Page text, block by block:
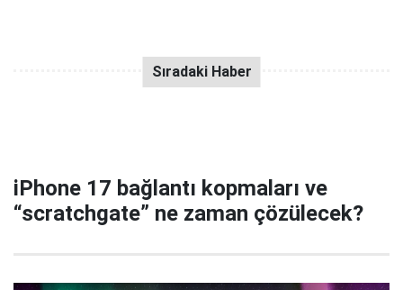
iPhone 17 bağlantı kopmaları ve
“scratchgate” ne zaman çözülecek?